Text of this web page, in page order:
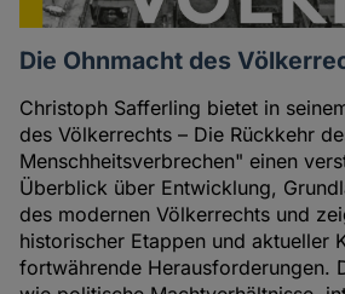
Die Ohnmacht des
Christoph Safferling bietet in
des Völkerrechts – Die Rückkehr
Menschheitsverbrechen" einen
Überblick über Entwicklung,
des modernen Völkerrechts und
historischer Etappen und aktueller
fortwährende Herausforderungen.